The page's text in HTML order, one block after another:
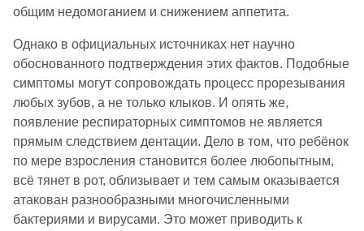
общим недомоганием и снижением аппетита.
Однако в официальных источниках нет научно
обоснованного подтверждения этих фактов. Подобные
симптомы могут сопровождать процесс прорезывания
любых зубов, а не только клыков. И опять же,
появление респираторных симптомов не является
прямым следствием дентации. Дело в том, что ребёнок
по мере взросления становится более любопытным,
всё тянет в рот, облизывает и тем самым оказывается
атакован разнообразными многочисленными
бактериями и вирусами. Это может приводить к